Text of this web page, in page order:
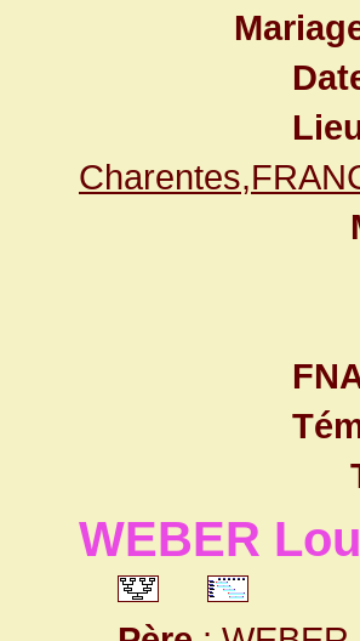
WEBER